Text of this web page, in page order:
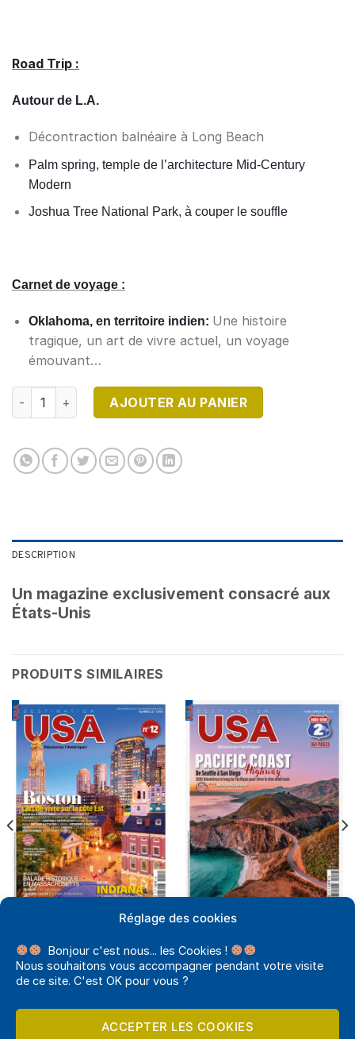
Réglage des cookies
Bonjour c'est nous... les Cookies !
Nous souhaitons vous accompagner pendant votre visite
de ce site. C'est OK pour vous ?
ACCEPTER LES COOKIES
Road Trip :
Autour de L.A.
Décontraction balnéaire à Long Beach
Palm spring, temple de l’architecture Mid-Century
Modern
Joshua Tree National Park, à couper le souffle
Carnet de voyage :
Oklahoma, en territoire indien: Une histoire
tragique, un art de vivre actuel, un voyage
émouvant…
quantité de DESTINATION USA N°5
AJOUTER AU PANIER
DESCRIPTION
Un magazine exclusivement consacré aux
États-Unis
PRODUITS SIMILAIRES
DESTINATION USA PAPIER
7,95€
AJOUTER AU PANIER
DESTINATION USA PAPIER
8,95€
AJOUTER AU PANIER